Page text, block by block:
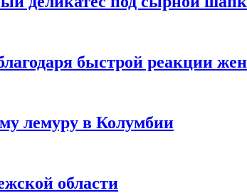
быстрой реакции
лемуру в Колумбии
области